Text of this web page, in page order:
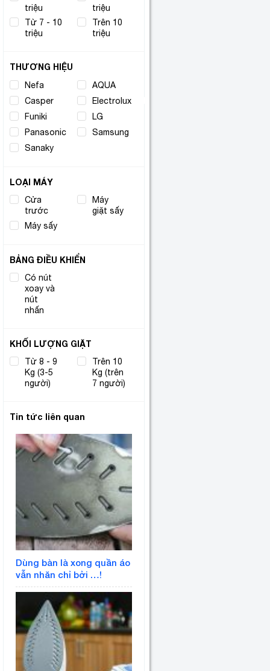
triệu
triệu
Từ 7 - 10
triệu
Trên 10
triệu
THƯƠNG HIỆU
Nefa AQUA
Casper
Electrolux
Funiki
LG
Panasonic
Samsung
Sanaky
LOẠI MÁY
Cửa
trước
Máy
giặt sấy
Máy sấy
BẢNG ĐIỀU KHIỂN
Có nút
xoay và
nút
nhấn
KHỐI LƯỢNG GIẶT
Từ 8 - 9
Kg (3-5
người)
Trên 10
Kg (trên
7 người)
Tin tức liên quan
Dùng bàn là xong quần áo
vẫn nhăn chỉ bởi …!